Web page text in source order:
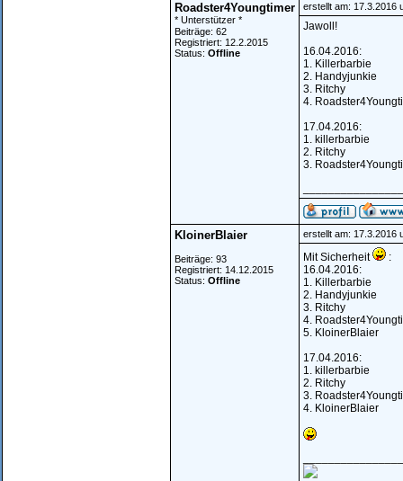
Roadster4Youngtimer
* Unterstützer *
Beiträge: 62
Registriert: 12.2.2015
Status: Offline
erstellt am: 17.3.2016
Jawoll!
16.04.2016:
1. Killerbarbie
2. Handyjunkie
3. Ritchy
4.
17.04.2016:
1. killerbarbie
2. Ritchy
3.
KloinerBlaier
Beiträge: 93
Registriert: 14.12.2015
Status: Offline
erstellt am: 17.3.2016
Mit Sicherheit
:
16.04.2016:
1. Killerbarbie
2. Handyjunkie
3. Ritchy
4.
5. KloinerBlaier
17.04.2016:
1. killerbarbie
2. Ritchy
3.
4. KloinerBlaier